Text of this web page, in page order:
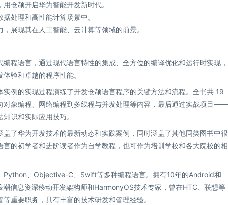
用仓颉开启华为智能开发新时代。
处理和高性能计算场景中。
展现其在人工智能、云计算等领域的前景。
程语言，通过现代语言特性的集成、全方位的编译优化和运行时实现，
验和卓越的程序性能。
例的实现过程演练了开发仓颉语言程序的关键方法和流程。全书共 19
对象编程、网络编程到多线程与并发处理等内容，最后通过实战项目——
识和实际应用技巧。
了华为开发技术的最新动态和实践案例，同时涵盖了其他同类图书中很
的初学者和进阶读者作为自学教程，也可作为培训学校和各大院校的相
Python、Objective-C、Swift等多种编程语言。拥有10年的Android和
信息资深移动开发架构师和HarmonyOS技术专家，曾在HTC、联想等
重要职务，具有丰富的技术研发和管理经验。